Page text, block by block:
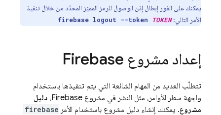
يمكنك على الفور إبطال إذن الوصول للرمز المميّز المحدّد من خلال تنفيذ
الأمر التالي:
firebase logout --token TOKEN
إعداد مشروع Firebase
تتطلّب العديد من المهام الشائعة التي يتم تنفيذها باستخدام
واجهة سطر الأوامر، مثل النشر في مشروع Firebase،
دليل
مشروع. يمكنك إنشاء دليل مشروع باستخدام الأمر firebase